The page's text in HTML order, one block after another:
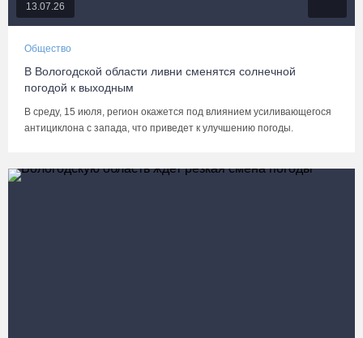
13.07.26
Общество
В Вологодской области ливни сменятся солнечной
погодой к выходным
В среду, 15 июля, регион окажется под влиянием усиливающегося
антициклона с запада, что приведет к улучшению погоды.